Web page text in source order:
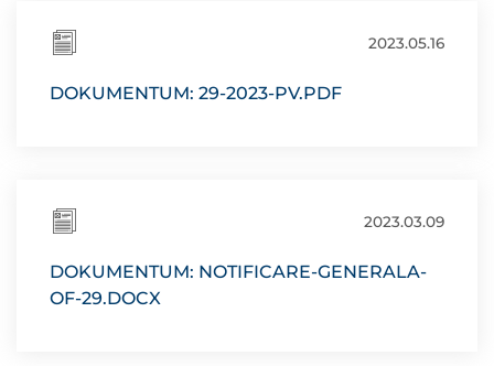
2023.05.16
DOKUMENTUM: 29-2023-PV.PDF
2023.03.09
DOKUMENTUM: NOTIFICARE-GENERALA-
OF-29.DOCX